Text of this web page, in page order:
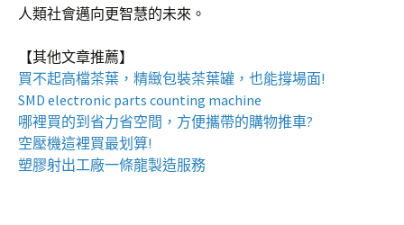
人類社會邁向更智慧的未來。
【其他文章推薦】
買不起高檔茶葉，精緻包裝茶葉罐 ，也能撐場面!
SMD electronic parts counting machine
哪裡買的到省力省空間，方便攜帶的購物推車?
空壓機這裡買最划算!
塑膠射出工廠一條龍製造服務